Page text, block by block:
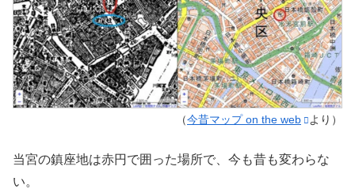
（今昔マップ on the web より）
当宮の鎮座地は赤円で囲った場所で、今も昔も変わらな
い。